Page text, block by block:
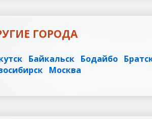
ГОРОДА
Байкальск Бодайбо
Москва